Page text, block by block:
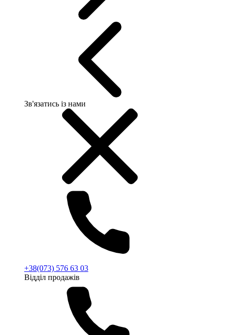
Зв'язатись із нами
+38(073) 576 63 03
Відділ продажів